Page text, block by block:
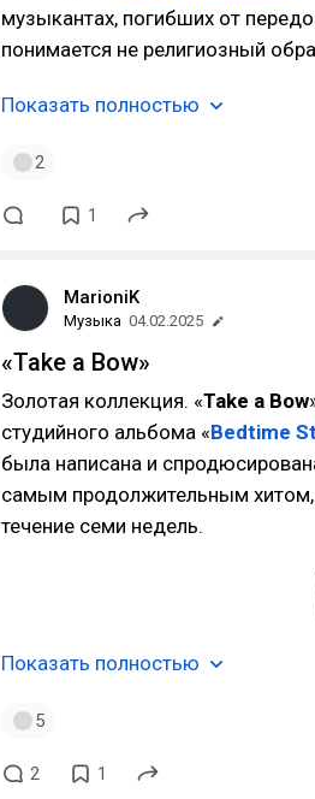
музыкантах, погибших от
понимается не религиозный
Показать полностью
2
1
MarioniK
Музыка 04.02.2025
«Take a Bow»
Золотая коллекция. «Take a Bow
студийного альбома «Bedtime
была написана и
самым продолжительным
течение семи недель.
Показать полностью
5
2 1